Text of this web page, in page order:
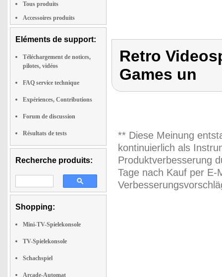
Tous produits
Accessoires produits
Eléments de support:
Téléchargement de notices,
pilotes, vidéos
FAQ service technique
Expériences, Contributions
Forum de discussion
Résultats de tests
Recherche produits:
Shopping:
Mini-TV-Spielekonsole
TV-Spielekonsole
Schachspiel
Arcade-Automat
Retro
Games un
** Diese Meinung
kontinuierlich als
Produktverbesserung
Tage nach Kauf per E-